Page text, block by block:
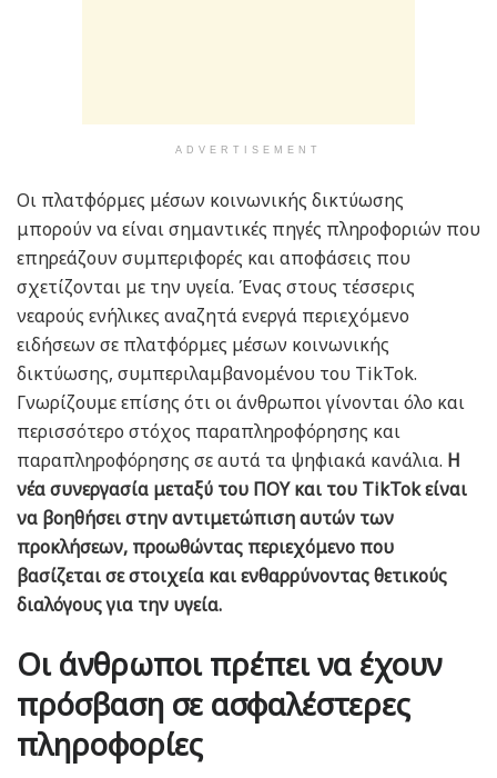
ADVERTISEMENT
Οι πλατφόρμες μέσων κοινωνικής δικτύωσης
μπορούν να είναι σημαντικές πηγές πληροφοριών που
επηρεάζουν συμπεριφορές και αποφάσεις που
σχετίζονται με την υγεία. Ένας στους τέσσερις
νεαρούς ενήλικες αναζητά ενεργά περιεχόμενο
ειδήσεων σε πλατφόρμες μέσων κοινωνικής
δικτύωσης, συμπεριλαμβανομένου του TikTok.
Γνωρίζουμε επίσης ότι οι άνθρωποι γίνονται όλο και
περισσότερο στόχος παραπληροφόρησης και
παραπληροφόρησης σε αυτά τα ψηφιακά κανάλια. Η
νέα συνεργασία μεταξύ του ΠΟΥ και του TikTok είναι
να βοηθήσει στην αντιμετώπιση αυτών των
προκλήσεων, προωθώντας περιεχόμενο που
βασίζεται σε στοιχεία και ενθαρρύνοντας θετικούς
διαλόγους για την υγεία.
Οι άνθρωποι πρέπει να έχουν
πρόσβαση σε ασφαλέστερες
πληροφορίες